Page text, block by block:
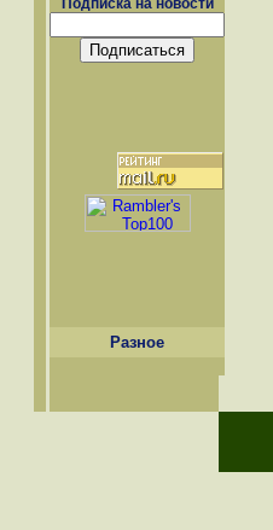
Подписка на новости
Разное